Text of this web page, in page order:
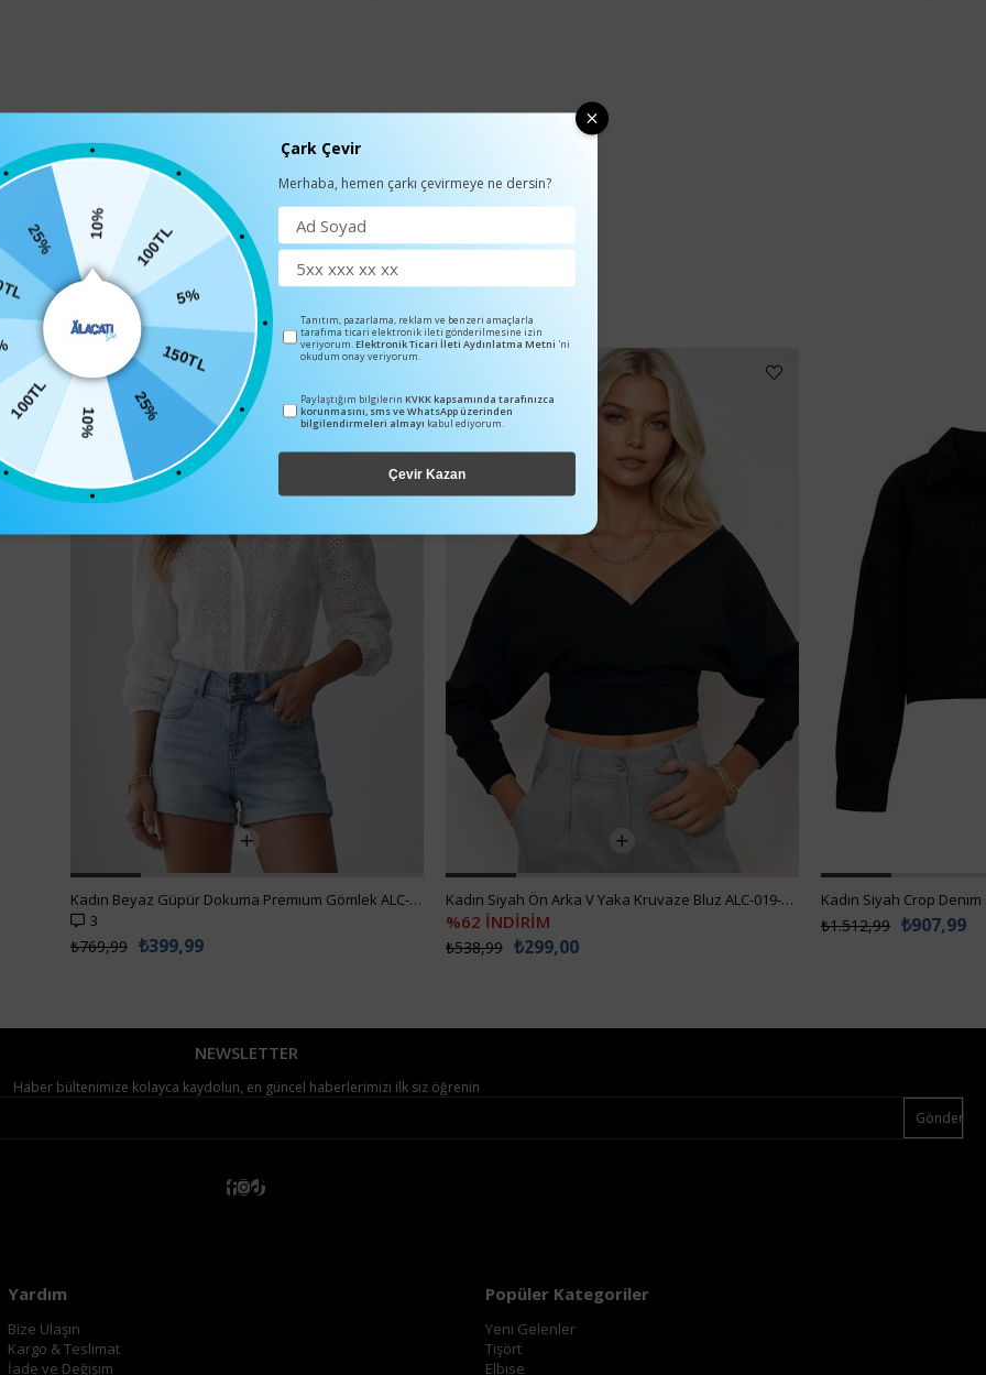
BENZER ÜRÜNLER
Kadın Beyaz Güpür Dokuma Premıum Gömlek ALC-X4366
3
₺399,99
₺769,99
Kadın Siyah Ön Arka V Yaka Kruvaze Bluz ALC-019-053-BLZ
%62 İNDİRİM
₺299,00
₺538,99
Kadın Siyah Crop
₺907,99
₺1.512,99
NEWSLETTER
Haber bültenimize kolayca kaydolun, en güncel haberlerimizi ilk siz öğrenin
Gönder
Yardım
Bize Ulaşın
Kargo & Teslimat
İade ve Değişim
Popüler Kategoriler
Yeni Gelenler
Tişört
Elbise
10% 100TL
5%
150TL
25%
10%
100TL
25%
Çark Çevir
Merhaba, hemen çarkı çevirmeye ne dersin?
Tanıtım, pazarlama, reklam ve benzeri amaçlarla
tarafıma ticari elektronik ileti gönderilmesine izin
veriyorum. Elektronik Ticari İleti Aydınlatma Metni 'ni
okudum onay veriyorum.
Paylaştığım bilgilerin KVKK kapsamında tarafınızca
korunmasını, sms ve WhatsApp üzerinden
bilgilendirmeleri almayı kabul ediyorum.
Çevir Kazan